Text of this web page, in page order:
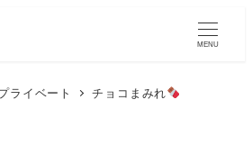
MENU
ライベート チョコまみれ